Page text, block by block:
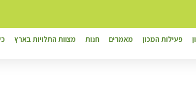
פעילות המכון מאמרים חנות מצוות התלויות בארץ